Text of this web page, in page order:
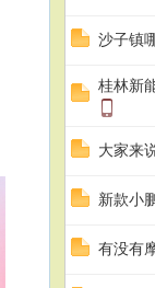
沙子镇
桂林新
大家来
新款小
有没有